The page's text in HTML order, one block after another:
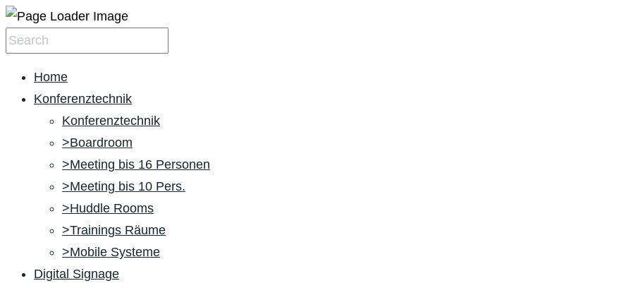
Home
Konferenztechnik
Konferenztechnik
>Boardroom
>Meeting bis 16 Personen
>Meeting bis 10 Pers.
>Huddle Rooms
>Trainings Räume
>Mobile Systeme
Digital Signage